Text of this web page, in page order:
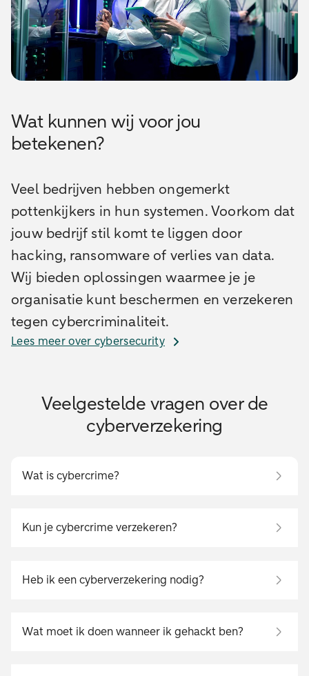
Wat kunnen wij voor jou
betekenen?
Veel bedrijven hebben ongemerkt
pottenkijkers in hun systemen. Voorkom dat
jouw bedrijf stil komt te liggen door
hacking, ransomware of verlies van data.
Wij bieden oplossingen waarmee je je
organisatie kunt beschermen en verzekeren
tegen cybercriminaliteit.
Lees meer over cybersecurity
Veelgestelde vragen over de
cyberverzekering
Wat is cybercrime?
Kun je cybercrime verzekeren?
Heb ik een cyberverzekering nodig?
Wat moet ik doen wanneer ik gehackt ben?